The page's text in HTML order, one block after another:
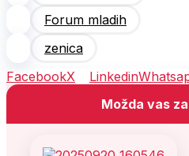
Forum mladih
zenica
FacebookX Linkedin
Možda vas